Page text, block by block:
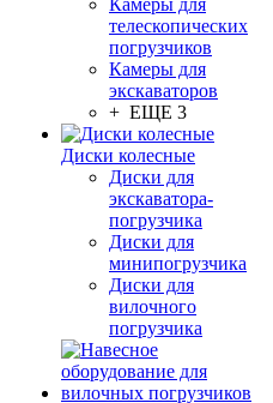
Камеры для
телескопических
погрузчиков
Камеры для
экскаваторов
+ ЕЩЕ 3
Диски колесные
Диски для
экскаватора-
погрузчика
Диски для
минипогрузчика
Диски для
вилочного
погрузчика